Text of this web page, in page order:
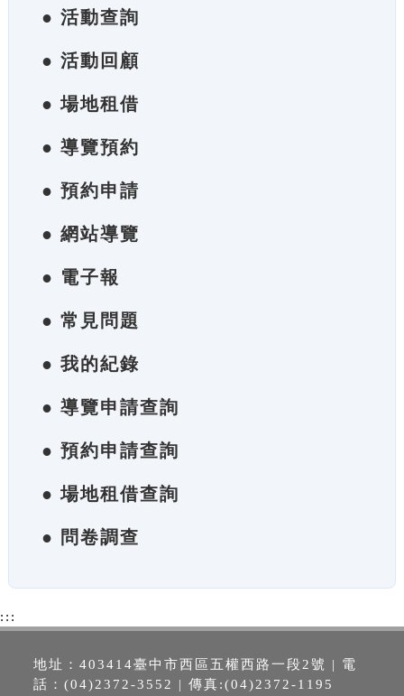
● 活動查詢
● 活動回顧
● 場地租借
● 導覽預約
● 預約申請
● 網站導覽
● 電子報
● 常見問題
● 我的紀錄
● 導覽申請查詢
● 預約申請查詢
● 場地租借查詢
● 問卷調查
:::
地址：403414臺中市西區五權西路一段2號 | 電
話：(04)2372-3552 | 傳真:(04)2372-1195